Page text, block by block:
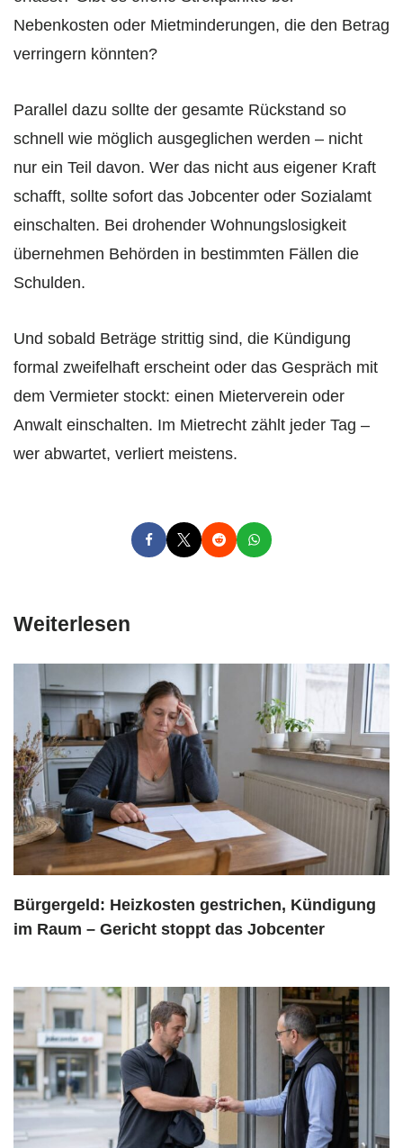
Nebenkosten oder Mietminderungen, die den Betrag
verringern könnten?
Parallel dazu sollte der gesamte Rückstand so
schnell wie möglich ausgeglichen werden – nicht
nur ein Teil davon. Wer das nicht aus eigener Kraft
schafft, sollte sofort das Jobcenter oder Sozialamt
einschalten. Bei drohender Wohnungslosigkeit
übernehmen Behörden in bestimmten Fällen die
Schulden.
Und sobald Beträge strittig sind, die Kündigung
formal zweifelhaft erscheint oder das Gespräch mit
dem Vermieter stockt: einen Mieterverein oder
Anwalt einschalten. Im Mietrecht zählt jeder Tag –
wer abwartet, verliert meistens.
Weiterlesen
Bürgergeld: Heizkosten gestrichen, Kündigung
im Raum – Gericht stoppt das Jobcenter